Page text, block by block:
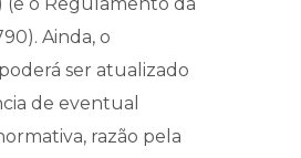
Ainda, o
ser atualizado
de eventual
razão pela